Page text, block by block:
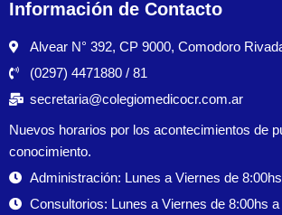
Información de Contacto
Alvear N° 392, CP 9000, Comodoro
(0297) 4471880 / 81
secretaria@colegiomedicocr.com.ar
Nuevos horarios por los acontecimientos de
conocimiento.
Administración: Lunes a Viernes de
Consultorios: Lunes a Viernes de 8:00hs a